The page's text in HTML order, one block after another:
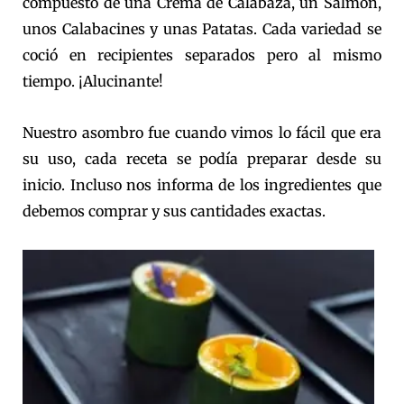
unos Calabacines y unas Patatas. Cada variedad se
coció en recipientes separados pero al mismo
tiempo. ¡Alucinante!
Nuestro asombro fue cuando vimos lo fácil que era
su uso, cada receta se podía preparar desde su
inicio. Incluso nos informa de los ingredientes que
debemos comprar y sus cantidades exactas.